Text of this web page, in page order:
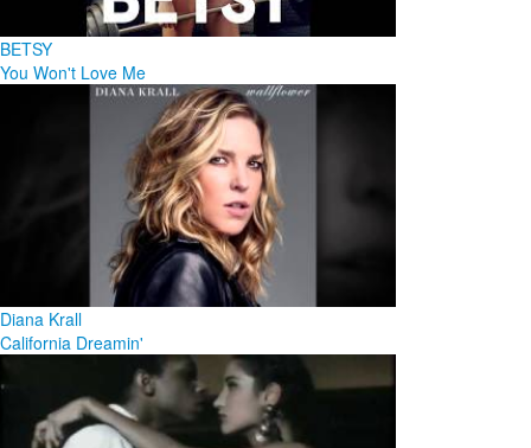
BETSY
You Won't Love Me
Diana Krall
California Dreamin'